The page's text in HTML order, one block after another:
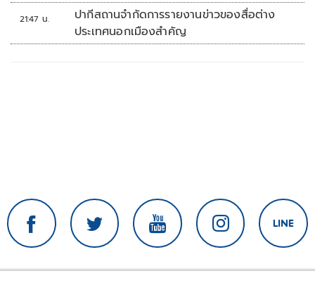
21:47 น.
ปากีสถานจำกัดการรายงานข่าวของสื่อต่าง
ประเทศนอกเมืองสำคัญ